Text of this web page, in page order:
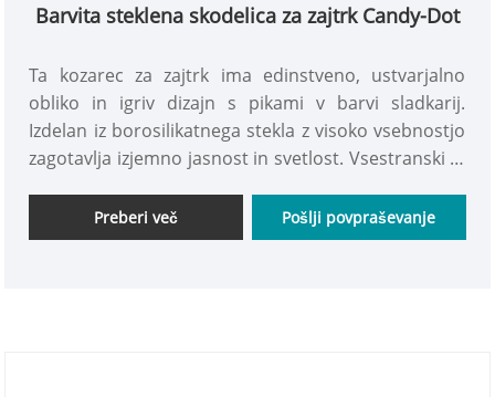
Barvita steklena skodelica za zajtrk Candy-Dot
Ta kozarec za zajtrk ima edinstveno, ustvarjalno
obliko in igriv dizajn s pikami v barvi sladkarij.
Izdelan iz borosilikatnega stekla z visoko vsebnostjo
zagotavlja izjemno jasnost in svetlost. Vsestranski in
inventar – vabimo vas, da oddate naročilo.
Preberi več Pošlji povpraševanje